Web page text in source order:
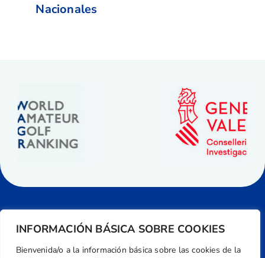
INFORMACIÓN BÁSICA SOBRE COOKIES
Bienvenida/o a la información básica sobre las cookies de la
Nacionales